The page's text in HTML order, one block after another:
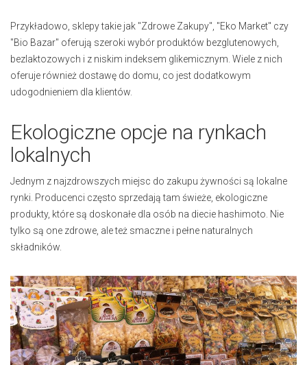
Przykładowo, sklepy takie jak "Zdrowe Zakupy", "Eko Market" czy
"Bio Bazar" oferują szeroki wybór produktów bezglutenowych,
bezlaktozowych i z niskim indeksem glikemicznym. Wiele z nich
oferuje również dostawę do domu, co jest dodatkowym
udogodnieniem dla klientów.
Ekologiczne opcje na rynkach
lokalnych
Jednym z najzdrowszych miejsc do zakupu żywności są lokalne
rynki. Producenci często sprzedają tam świeże, ekologiczne
produkty, które są doskonałe dla osób na diecie hashimoto. Nie
tylko są one zdrowe, ale też smaczne i pełne naturalnych
składników.